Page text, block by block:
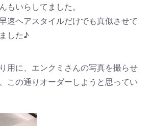
もいらしてました。
速ヘアスタイルだけでも真似させて
した♪
用に、エンクミさんの写真を撮らせ
この通りオーダーしようと思ってい